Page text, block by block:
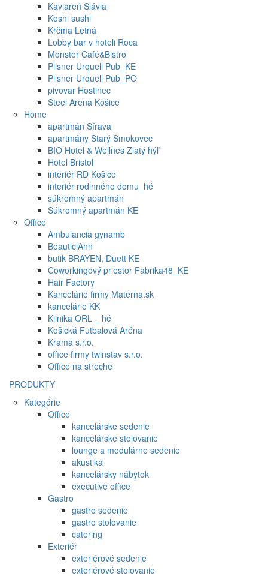
Kaviareň Slávia
Koshi sushi
Krčma Letná
Lobby bar v hoteli Roca
Monster Café&Bistro
Pilsner Urquell Pub_KE
Pilsner Urquell Pub_PO
pivovar Hostinec
Steel Arena Košice
Home
apartmán Šírava
apartmány Starý Smokovec
BIO Hotel & Wellnes Zlatý hýľ
Hotel Bristol
interiér RD Košice
interiér rodinného domu_hé
súkromný apartmán
Súkromný apartmán KE
Office
Ambulancia gynamb
BeauticiAnn
butik BRAYEN, Duett KE
Coworkingový priestor Fabrika48_KE
Hair Factory
Kancelárie firmy Materna.sk
kancelárie KK
Klinika ORL _ hé
Košická Futbalová Aréna
Krama s.r.o.
office firmy twinstav s.r.o.
Office na streche
PRODUKTY
Kategórie
Office
kancelárske sedenie
kancelárske stolovanie
lounge a modulárne sedenie
akustika
kancelársky nábytok
executive office
Gastro
gastro sedenie
gastro stolovanie
catering
Exteriér
exteriérové sedenie
exteriérové stolovanie